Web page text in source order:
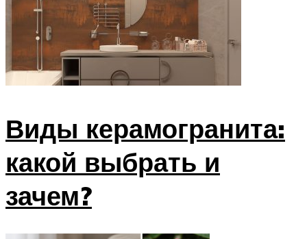
Виды керамогранита:
какой выбрать и
зачем?